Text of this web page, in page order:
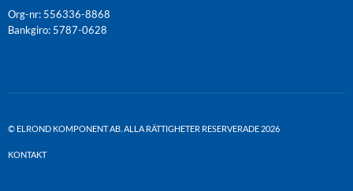
Org-nr: 556336-8868
Bankgiro: 5787-0628
© ELROND KOMPONENT AB. ALLA RÄTTIGHETER RESERVERADE 2026
KONTAKT